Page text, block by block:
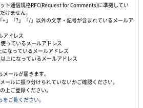
ト通信規格RFC(Request for Comments)に準拠してい
けません。
」「?」「/」以外の文字・記号が含まれているメールア
アドレス
っているメールアドレス
なっているメールアドレス
上になっているメールアドレス
ールが届きます。
ルに振り分けられていないかご確認ください。
上ご登録ください。
をご覧ください。